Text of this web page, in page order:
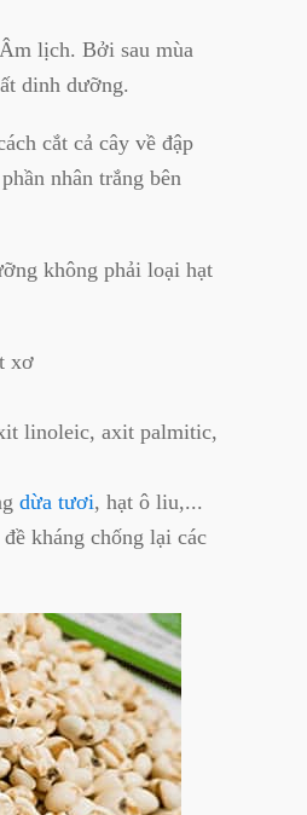
lịch. Bởi sau mùa
dinh dưỡng.
cắt cả cây về đập
nhân trắng bên
không phải loại hạt
xơ
linoleic, axit palmitic,
dừa tươi, hạt ô liu,...
kháng chống lại các